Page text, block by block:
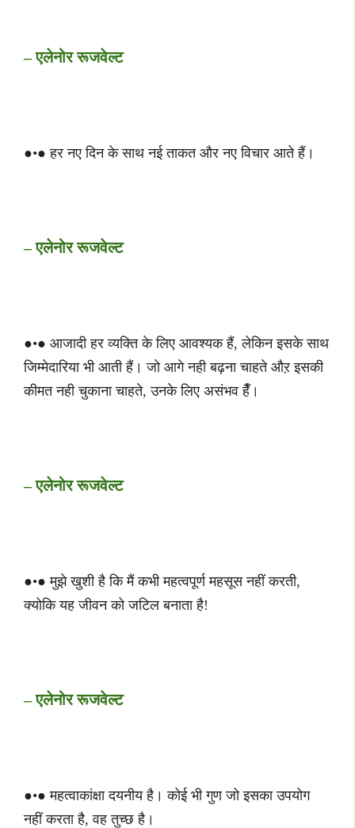
– एलेनोर रूजवेल्ट
●•● हर नए दिन के साथ नई ताकत और नए विचार आते हैं।
– एलेनोर रूजवेल्ट
●•● आजादी हर व्यक्ति के लिए आवश्यक हैं, लेकिन इसके साथ
जिम्मेदारिया भी आती हैं। जो आगे नही बढ़ना चाहते औऱ इसकी
कीमत नही चुकाना चाहते, उनके लिए असंभव हैँ।
– एलेनोर रूजवेल्ट
●•● मुझे खुशी है कि मैं कभी महत्वपूर्ण महसूस नहीं करती,
क्योकि यह जीवन को जटिल बनाता है!
– एलेनोर रूजवेल्ट
●•● महत्वाकांक्षा दयनीय है। कोई भी गुण जो इसका उपयोग
नहीं करता है, वह तुच्छ है।